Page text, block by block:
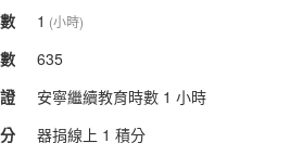
1 (小時)
635
安寧繼續教育時數 1 小時
器捐線上 1 積分